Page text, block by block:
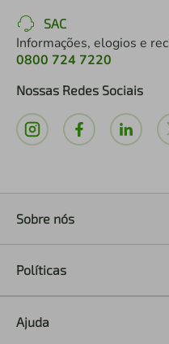
SAC
Informações, elogios e
0800 724 7220
Nossas Redes Sociais
Sobre nós
Políticas
Ajuda